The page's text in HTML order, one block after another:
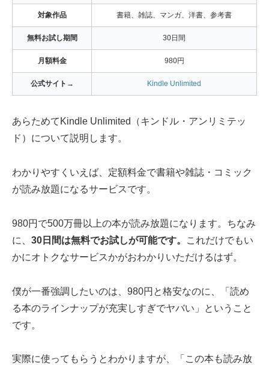
対象作品 書籍、雑誌、マンガ、洋書、参考書
無料お試し期間 30日間
月額料金 980円
公式サイト→ Kindle Unlimited
あらためてKindle Unlimited（キンドル・アンリミテッ
ド）について説明します。
わかりやすくいえば、定額料金で書籍や雑誌・コミック
が読み放題になるサービスです。
980円で500万冊以上の本が読み放題になります。ちなみ
に、 30日間は無料でお試しが可能です。
これだけでもい
かにオトクなサービスかがおわかりいただけるはず。
僕が一番強調したいのは、980円と格安なのに、「読め
る本のラインナップが充実しすぎでヤバい」ということ
です。
実際に使ってもらうとわかりますが、「この本も読み放